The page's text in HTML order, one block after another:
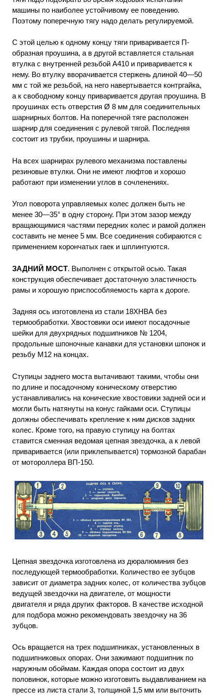
машины по наиболее устойчивому ее поведению.
Поэтому поперечную тягу надо делать регулируемой.
С этой целью к одному концу тяги приваривается П-
образная проушина, а в другой вставляется стальная
втулка с внутренней резьбой А410 и приваривается к
нему. Во втулку вворачивается стержень длиной 40—50
мм с той же резьбой, на него навертывается контргайка,
а к свободному концу приваривается другая проушина. В
проушинах есть отверстия Ø 8 мм для соединительных
шарнирных болтов. На поперечной тяге расположен
шарнир для соединения с рулевой тягой. Последняя
состоит из трубки, проушины и шарнира.
На всех шарнирах рулевого механизма поставлены
резиновые втулки. Они не имеют люфтов и хорошо
работают при изменении углов в сочленениях.
Угол поворота управляемых колес должен быть не
менее 30—35° в одну сторону. При этом зазор между
вращающимися частями передних колес и рамой должен
составить не менее 5 мм. Все соединения собираются с
применением корончатых гаек и шплинтуются.
ЗАДНИЙ МОСТ. Выполнен с открытой осью. Такая
конструкция обеспечивает достаточную эластичность
рамы и хорошую приспособляемость карта к дороге.
Задняя ось изготовлена из стали 18ХНВА без
термообработки. Хвостовики оси имеют посадочные
шейки для двухрядных подшипников № 1204,
продольные шпоночные канавки для установки шпонок и
резьбу М12 на концах.
Ступицы заднего моста вытачивают такими, чтобы они
по длине и посадочному коническому отверстию
устанавливались на конические хвостовики задней оси и
могли быть натянуты на конус гайками оси. Ступицы
должны обеспечивать крепление к ним дисков задних
колес. Кроме того, на правую ступицу на болтах
ставится сменная ведомая цепная звездочка, а к левой
приваривается (или приклепывается) тормозной барабан
от мотороллера ВП-150.
Цепная звездочка изготовлена из дюралюминия без
последующей термообработки. Количество ее зубцов
зависит от диаметра задних колес, от количества зубцов
ведущей звездочки на двигателе, от мощности
двигателя и ряда других факторов. В качестве исходной
для подбора можно рекомендовать звездочку на 36
зубцов.
Ось вращается на трех подшипниках, установленных в
подшипниковых опорах. Они зажимают подшипник по
наружным обоймам. Каждая опора состоит из двух
половинок, которые можно изготовить выдавливанием на
прессе из листа стали 3, толщиной 1,5 мм или выточить